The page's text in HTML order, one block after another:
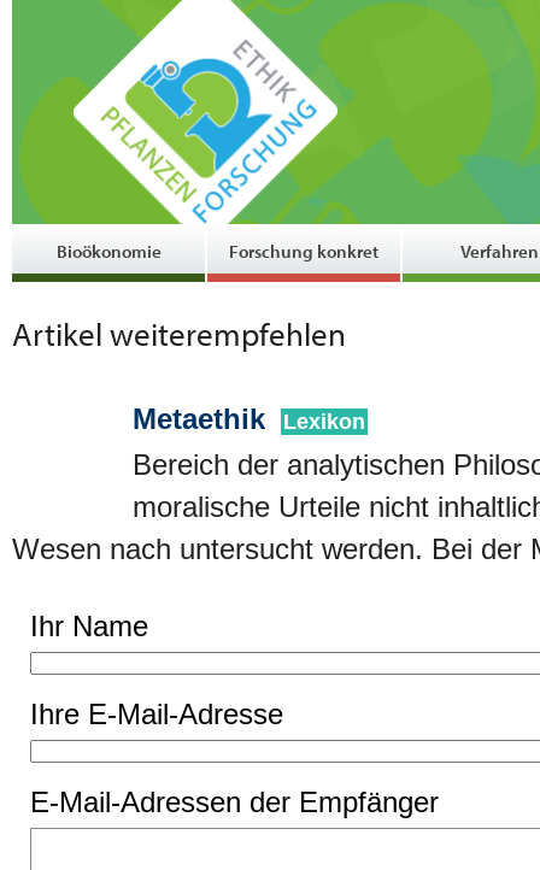
Bioökonomie Forschung konkret Verfahren
Artikel weiterempfehlen
Metaethik Lexikon
Bereich der analytischen
moralische Urteile nicht
Wesen nach untersucht werden. Bei
Ihr Name
Ihre E-Mail-Adresse
E-Mail-Adressen der Empfänger